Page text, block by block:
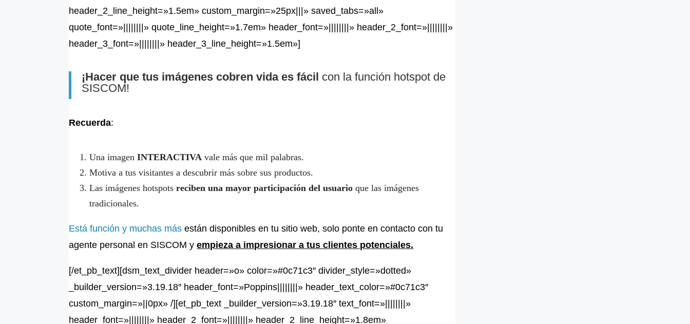
header_2_line_height=»1.5em» custom_margin=»25px|||» saved_tabs=»all»
quote_font=»||||||||» quote_line_height=»1.7em» header_font=»||||||||» header_2_font=»||||||||»
header_3_font=»||||||||» header_3_line_height=»1.5em»]
¡Hacer que tus imágenes cobren vida es fácil con la función hotspot de
SISCOM!
Recuerda:
Una imagenINTERACTIVA vale más que mil palabras.
Motiva a tus visitantes a descubrir más sobre sus productos.
Las imágenes hotspotsreciben una mayor participación del usuario que las imágenes
tradicionales.
Está función y muchas más están disponibles en tu sitio web, solo ponte en contacto con tu
agente personal en SISCOM yempieza a impresionar a tus clientes potenciales.
[/et_pb_text][dsm_text_divider header=»o» color=»#0c71c3″ divider_style=»dotted»
_builder_version=»3.19.18″ header_font=»Poppins||||||||» header_text_color=»#0c71c3″
custom_margin=»||0px» /][et_pb_text _builder_version=»3.19.18″ text_font=»||||||||»
header_font=»||||||||» header_2_font=»||||||||» header_2_line_height=»1.8em»